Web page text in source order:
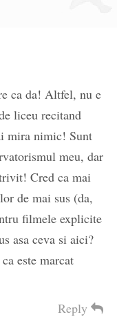
ca da! Altfel, nu e
liceu recitand
mira nimic! Sunt
meu, dar
Cred ca mai
de mai sus (da,
filmele explicite
asa ceva si aici?
este marcat
Reply